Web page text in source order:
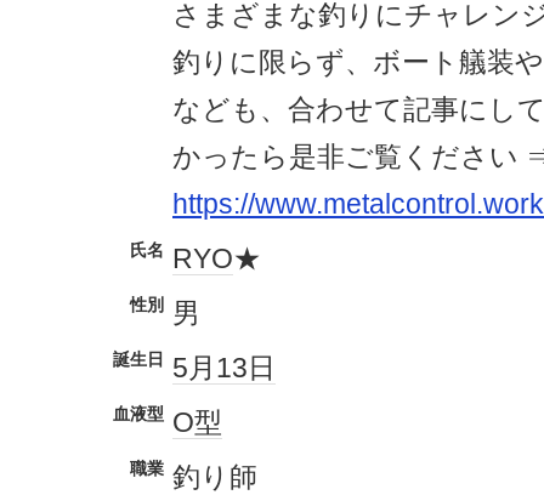
さまざまな釣りにチャレン
釣りに限らず、ボート艤装
なども、合わせて記事にし
かったら是非ご覧ください
https://
氏名 RYO★
性別 男
誕生日 5月13日
血液型 O型
職業 釣り師